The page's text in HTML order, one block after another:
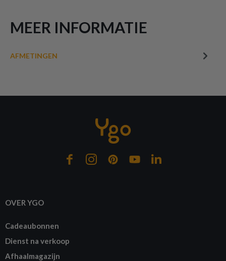
MEER INFORMATIE
AFMETINGEN
OVER YGO
Cadeaubonnen
Dienst na verkoop
Afhaalmagazijn